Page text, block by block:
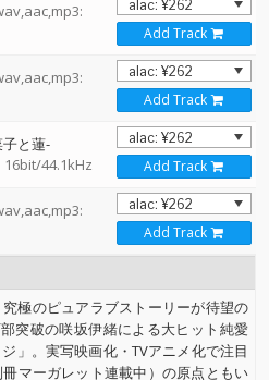
Add Track
Add Track
と蓮-
44.1kHz
Add Track
Add Track
極のピュアラブストーリーが待望の
突破の咲坂伊緒による大ヒット純愛
」。実写映画化・TVアニメ化で注目
マーガレット連載中）の原点ともい